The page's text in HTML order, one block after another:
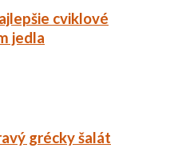
cviklové
jedla
grécky šalát